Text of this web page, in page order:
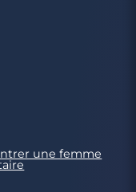
une femme